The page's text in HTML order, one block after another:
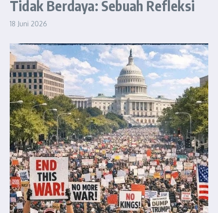
Tidak Berdaya: Sebuah Refleksi
18 Juni 2026